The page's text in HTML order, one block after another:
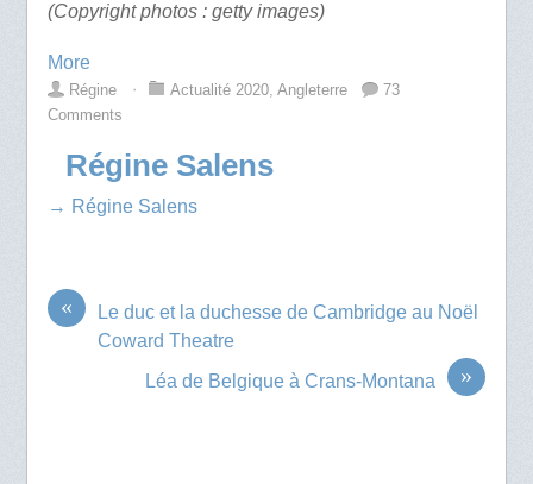
(Copyright photos : getty images)
More
Régine ⋅ Actualité 2020, Angleterre
73
Comments
Régine Salens
→ Régine Salens
«
Le duc et la duchesse de Cambridge au Noël
Coward Theatre
»
Léa de Belgique à Crans-Montana